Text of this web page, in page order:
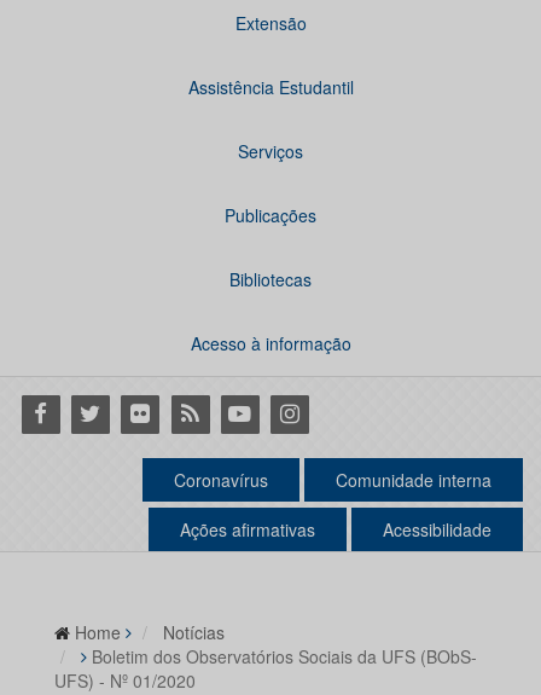
Extensão
Assistência Estudantil
Serviços
Publicações
Bibliotecas
Acesso à informação
Facebook
Twitter Flickr RSS YoutubeInstagram
Coronavírus Comunidade interna
Ações afirmativas Acessibilidade
Home
Notícias
Boletim dos Observatórios Sociais da UFS (BObS-
UFS) - Nº 01/2020